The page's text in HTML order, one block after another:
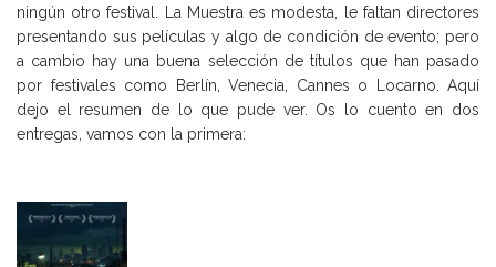
ningún otro festival. La Muestra es modesta, le faltan directores
presentando sus películas y algo de condición de evento; pero
a cambio hay una buena selección de títulos que han pasado
por festivales como Berlín, Venecia, Cannes o Locarno. Aquí
dejo el resumen de lo que pude ver. Os lo cuento en dos
entregas, vamos con la primera: